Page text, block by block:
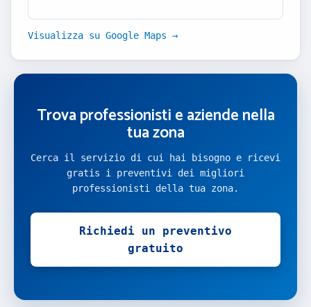
Visualizza su Google Maps →
Trova professionisti e aziende nella
tua zona
Cerca il servizio di cui hai bisogno e ricevi
gratis i preventivi dei migliori
professionisti della tua zona.
Richiedi un preventivo
gratuito